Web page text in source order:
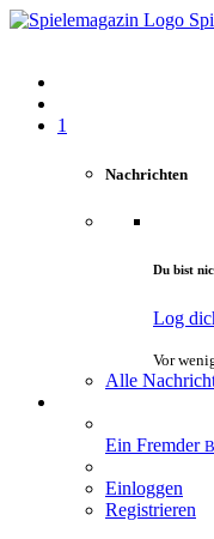
1
Nachrichten
Du bist
Log
Vor
Alle
Ein Fremder
Einloggen
Registrieren